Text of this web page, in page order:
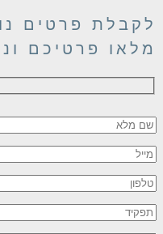
פרטים
פרטיכם
leave this field
leave this field